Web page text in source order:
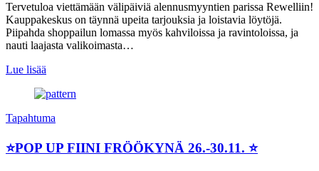
Tervetuloa viettämään välipäiviä alennusmyyntien parissa Rewelliin!
Kauppakeskus on täynnä upeita tarjouksia ja loistavia löytöjä.
Piipahda shoppailun lomassa myös kahviloissa ja ravintoloissa, ja
nauti laajasta valikoimasta…
Lue lisää
Tapahtuma
⭐POP UP FIINI FRÖÖKYNÄ 26.-30.11. ⭐